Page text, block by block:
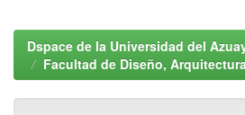
Dspace de la Universidad del
Facultad de Diseño,